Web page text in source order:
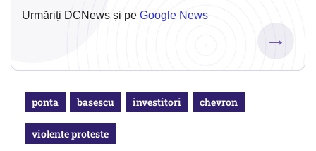
Urmăriți DCNews și pe Google News
→
ponta basescu investitori chevron
violente proteste